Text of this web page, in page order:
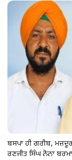
ਬਸਪਾ ਹੀ ਗਰੀਬ,
ਰਣਜੀਤ ਸਿੰਘ ਨੋਨਾ